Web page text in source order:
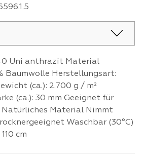
Uni anthrazit Material
Baumwolle Herstellungsart:
(ca.): 2.700 g / m²
(ca.): 30 mm Geeignet für
Natürliches Material Nimmt
Waschbar (30°C)
cm